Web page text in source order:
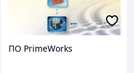
ПО PrimeWorks